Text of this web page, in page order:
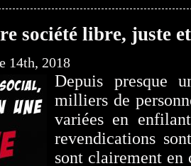
société libre, juste
14th, 2018
Depuis presque
milliers de
variées en
revendications
sont clairement en